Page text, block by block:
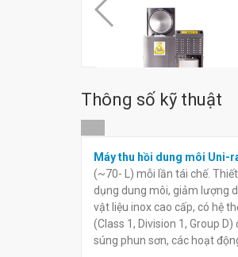
ram URS1600SS
0
Thông số kỹ thuật
Máy thu hồi dung môi Uni-
(~70- L) mỗi lần tái chế.
dụng dung môi, giảm lượng
vật liệu inox cao cấp, có hệ
(Class 1, Division 1, Group
súng phun sơn, các hoạt